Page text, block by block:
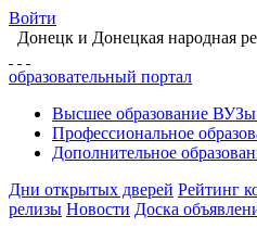
Войти
Донецк и Донецкая народная
образовательный портал
Высшее образование ВУЗы
Профессиональное
Дополнительное
Дни открытых дверей Рейтинг
релизы Новости Доска